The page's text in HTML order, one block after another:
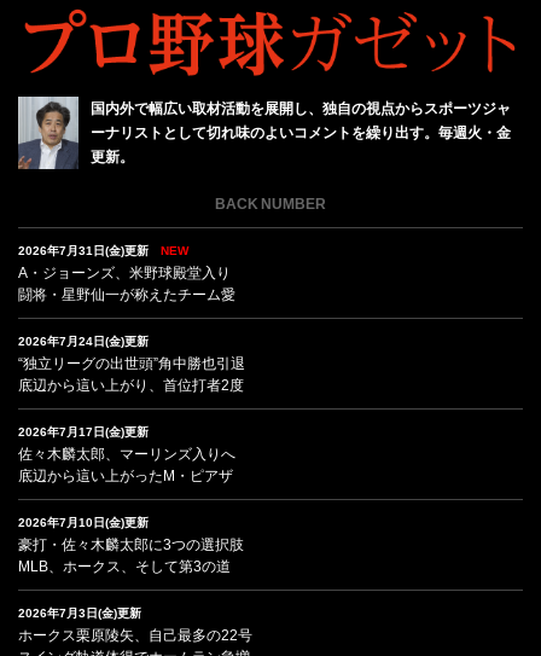
国内外で幅広い取材活動を展開し、独自の視点からスポーツジャ
ーナリストとして切れ味のよいコメントを繰り出す。毎週火・金
更新。
BACK NUMBER
2026年7月31日(金)更新 NEW
A・ジョーンズ、米野球殿堂入り
闘将・星野仙一が称えたチーム愛
2026年7月24日(金)更新
“独立リーグの出世頭”角中勝也引退
底辺から這い上がり、首位打者2度
2026年7月17日(金)更新
佐々木麟太郎、マーリンズ入りへ
底辺から這い上がったM・ピアザ
2026年7月10日(金)更新
豪打・佐々木麟太郎に3つの選択肢
MLB、ホークス、そして第3の道
2026年7月3日(金)更新
ホークス栗原陵矢、自己最多の22号